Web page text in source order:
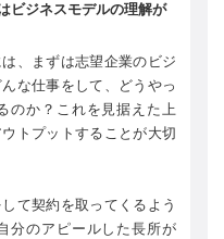
ビジネスモデルの理解が
、まずは志望企業のビジ
な仕事をして、どうやっ
のか？これを見据えた上
トプットすることが大切
て契約を取ってくるよう
分のアピールした長所が